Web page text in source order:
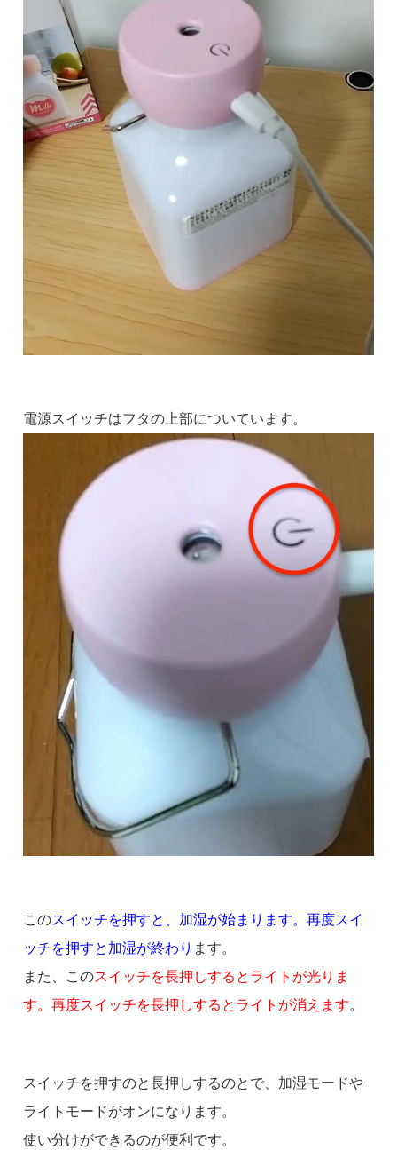
電源スイッチはフタの上部についています。
このスイッチを押すと、加湿が始まります。再度スイ
ッチを押すと加湿が終わり ます。
また、このスイッチを長押しするとライトが光りま
す。再度スイッチを長押しするとライトが消えます。
スイッチを押すのと長押しするのとで、加湿モードや
ライトモードがオンになります。
使い分けができるのが便利です。